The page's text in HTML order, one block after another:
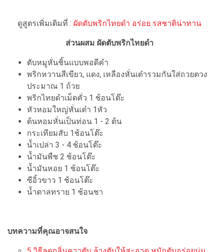
ดูสูตรเพิ่มเติมที่ : ผัดตับพริกไทยดำ อร่อย รสชาติน่าทาน
ส่วนผสม ผัดตับพริกไทยดำ
ตับหมูหั่นชิ้นแบบพอดีคำ
พริกหวานสีเขียว, แดง, เหลืองหั่นเต๋ารวมกันใส่ถวยตวง
ประมาณ 1 ถ้วย
พริกไทยดำเม็ดคั่ว 1 ช้อนโต๊ะ
หัวหอมใหญ่หั่นเต๋า 1หัว
ต้นหอมหั่นเป็นท่อน 1 - 2 ต้น
กระเทียมสับ 1ช้อนโต๊ะ
น้ำเปล่า 3 - 4 ช้อนโต๊ะ
น้ำมันพืช 2 ช้อนโต๊ะ
น้ำมันหอย 1 ช้อนโต๊ะ
ซีอิ้วขาว 1 ช้อนโต๊ะ
น้ำตาลทราย 1 ช้อนชา
บทความที่คุณอาจสนใจ